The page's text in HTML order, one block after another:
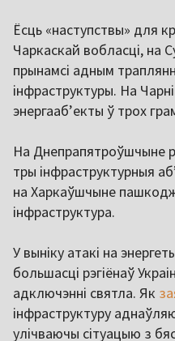
Ёсць «наступствы» для
Чаркаскай вобласці, на
прынамсі адным
інфраструктуры. На
энергаабʼекты ў трох
На Днепрапятроўшчыне
тры інфраструктурныя
на Харкаўшчыне
інфраструктура.
У выніку атакі на
большасці рэгіёнаў
адключэнні святла. Як
інфраструктуру
улічваючы сітуацыю з